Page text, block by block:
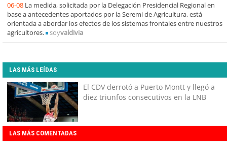
06-08 La medida, solicitada por la Delegación Presidencial Regional en
base a antecedentes aportados por la Seremi de Agricultura, está
orientada a abordar los efectos de los sistemas frontales entre nuestros
agricultores.
soyvaldivia
LAS MÁS LEÍDAS
El CDV derrotó a Puerto Montt y llegó a
diez triunfos consecutivos en la LNB
LAS MÁS COMENTADAS